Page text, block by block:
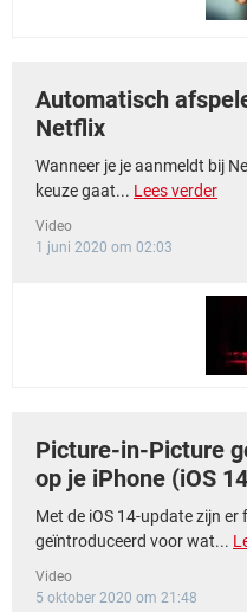
Automatisch
Netflix
Wanneer je je aanmeldt bij
keuze gaat... Lees verder
Video
1 juni 2020 om 02:03
Picture-in-Picture
op je iPhone (iOS
Met de iOS 14-update zijn er
geïntroduceerd voor wat...
Video
5 oktober 2020 om 21:48